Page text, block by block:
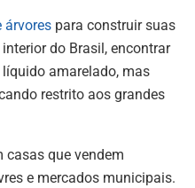
árvores para construir suas
do Brasil, encontrar
amarelado, mas
restrito aos grandes
casas que vendem
e mercados municipais.